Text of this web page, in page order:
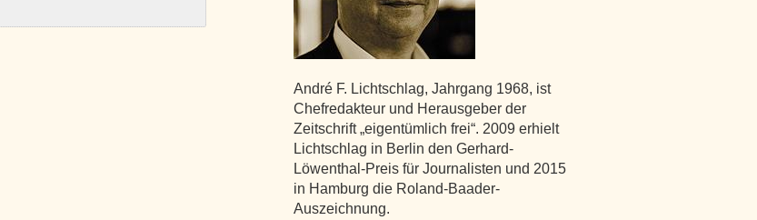
André F. Lichtschlag, Jahrgang 1968, ist
Chefredakteur und Herausgeber der
Zeitschrift „eigentümlich frei“. 2009 erhielt
Lichtschlag in Berlin den Gerhard-
Löwenthal-Preis für Journalisten und 2015
in Hamburg die Roland-Baader-
Auszeichnung.